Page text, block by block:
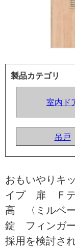
製品カテゴリ
室内ド
吊戸
おもいやりキ
イプ 扉 Ｆデ
高 〈ミルベ
錠 フィンガ
採用を検討さ